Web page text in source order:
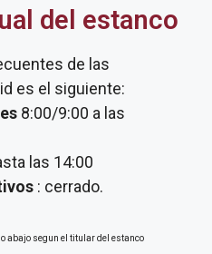
del estanco
de las
es el siguiente:
8:00/9:00 a las
las 14:00
: cerrado.
abajo segun el titular del estanco